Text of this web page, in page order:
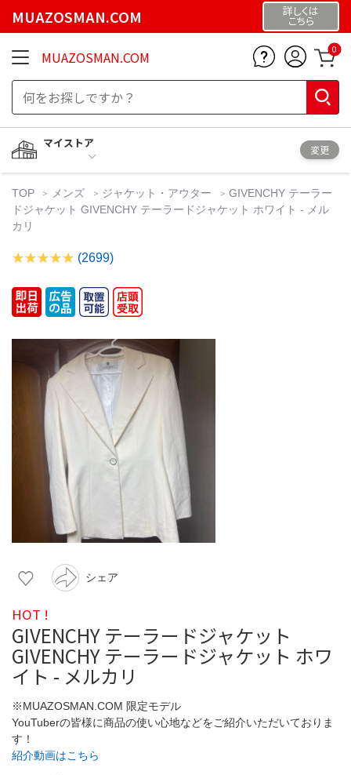
MUAZOSMAN.COM 詳しくは
こちら
MUAZOSMAN.COM 0
マイストア
変更
TOP メンズ ジャケット・アウター
GIVENCHY テーラー
ドジャケット GIVENCHY テーラードジャケット ホワイト - メル
カリ
(2699)
シェア
HOT !
GIVENCHY テーラードジャケット
GIVENCHY テーラードジャケット ホワ
イト - メルカリ
※MUAZOSMAN.COM 限定モデル
YouTuberの皆様に商品の使い心地などをご紹介いただいておりま
す！
紹介動画はこちら